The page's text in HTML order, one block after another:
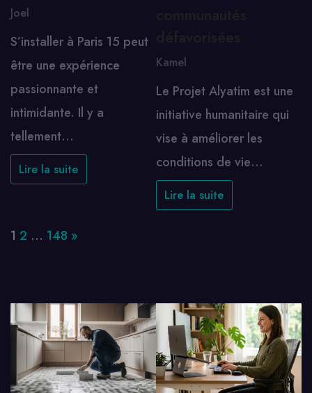
Joel
S’installer à Paris 15 peut
être une expérience
passionnante et
intimidante. Il y a
tellement…
Lire la suite
Kamel
Le Projet Alyatim est une
initiative humanitaire qui
vise à améliorer les
conditions de vie…
Lire la suite
Page:
1 2 … 148 Next
»